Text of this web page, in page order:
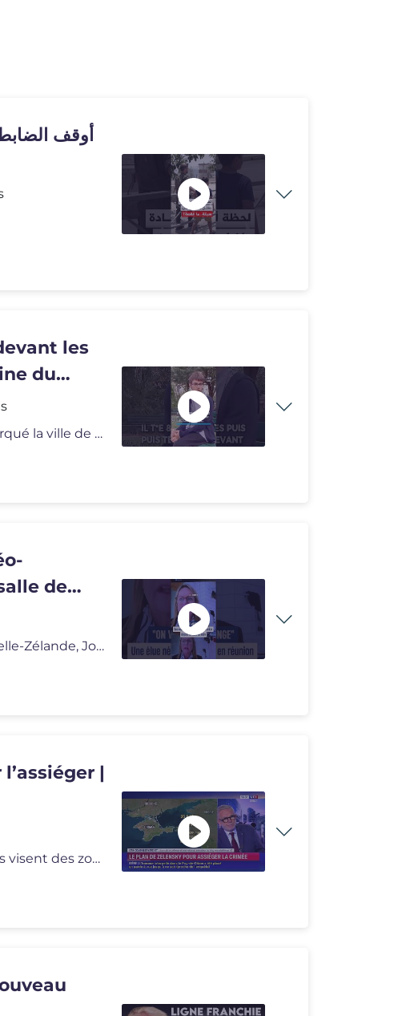
أوقف
les
du
Retour sur cette affaire qui a profondément marqué la ville de Paris
de
La conseillère municipale de Dunedin, en Nouvelle-Zélande, Jo Galer,
|
Depuis plusieurs semaines les drones ukrainiens visent des zones strat